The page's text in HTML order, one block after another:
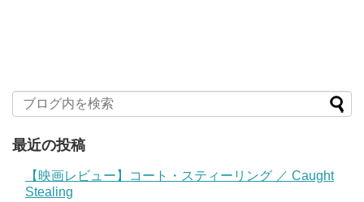
最近の投稿
【映画レビュー】コート・スティーリング ／ Caught
Stealing